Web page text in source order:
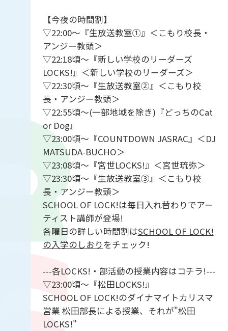
【今夜の時間割】
▽22:00～『生放送教室①』＜こもり校長・
アンジー教頭＞
▽22:18頃～『新しい学校のリーダーズ
LOCKS!』＜新しい学校のリーダーズ＞
▽22:30頃～『生放送教室②』＜こもり校
長・アンジー教頭＞
▽22:55頃～(一部地域を除き)『どっちのCat
or Dog』
▽23:00頃～『COUNTDOWN JASRAC』＜DJ
MATSUDA-BUCHO＞
▽23:08頃～『宮世LOCKS!』＜宮世琉弥＞
▽23:30頃～『生放送教室③』＜こもり校
長・アンジー教頭＞
SCHOOL OF LOCK!は毎日入れ替わりでアー
ティスト講師が登場!
各曜日の詳しい時間割はSCHOOL OF LOCK!
の入学のしおりをチェック!
---各LOCKS!・部活動の授業内容はコチラ!---
▽23:00頃～『松田LOCKS!』
SCHOOL OF LOCK!のダイナマイトカリスマ
営業 松田部長による授業、それが"松田
LOCKS!"